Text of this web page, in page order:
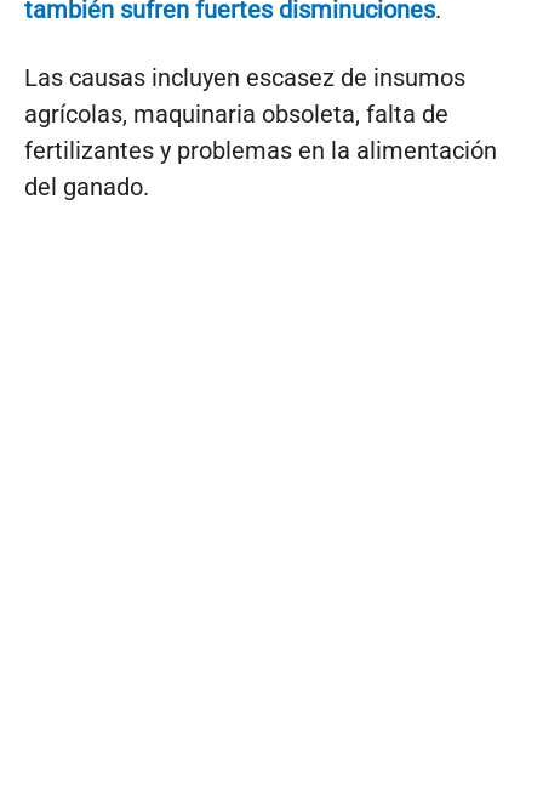
también sufren fuertes disminuciones.
Las causas incluyen escasez de insumos
agrícolas, maquinaria obsoleta, falta de
fertilizantes y problemas en la alimentación
del ganado.